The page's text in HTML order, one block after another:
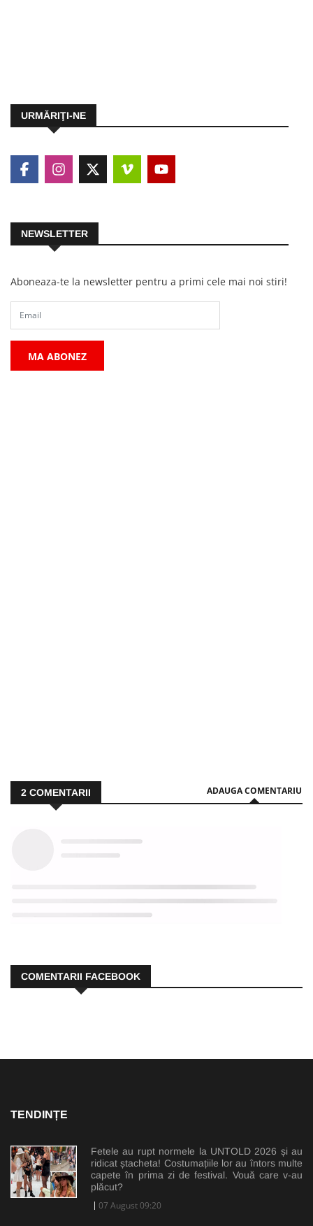
URMĂRIŢI-NE
NEWSLETTER
Aboneaza-te la newsletter pentru a primi cele mai noi stiri!
MA ABONEZ
2 COMENTARII ADAUGA COMENTARIU
COMENTARII FACEBOOK
TENDINȚE
Fetele au rupt normele la UNTOLD 2026 și au
ridicat ștacheta! Costumațiile lor au întors multe
capete în prima zi de festival. Vouă care v-au
plăcut?
07 August 09:20